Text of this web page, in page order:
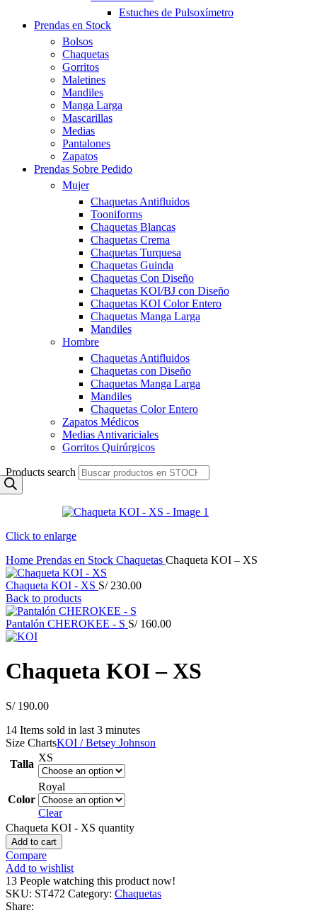
Estuches de Pulsoxímetro
Prendas en Stock
Bolsos
Chaquetas
Gorritos
Maletines
Mandiles
Manga Larga
Mascarillas
Medias
Pantalones
Zapatos
Prendas Sobre Pedido
Mujer
Chaquetas Antifluidos
Tooniforms
Chaquetas Blancas
Chaquetas Crema
Chaquetas Turquesa
Chaquetas Guinda
Chaquetas Con Diseño
Chaquetas KOI/BJ con Diseño
Chaquetas KOI Color Entero
Chaquetas Manga Larga
Mandiles
Hombre
Chaquetas Antifluidos
Chaquetas con Diseño
Chaquetas Manga Larga
Mandiles
Chaquetas Color Entero
Zapatos Médicos
Medias Antivariciales
Gorritos Quirúrgicos
Products search
Click to enlarge
Home Prendas en Stock Chaquetas Chaqueta KOI – XS
Chaqueta KOI - XS S/230.00
Back to products
Pantalón CHEROKEE - S S/160.00
Chaqueta KOI – XS
S/190.00
14 Items sold in last 3 minutes
Size ChartsKOI / Betsey Johnson
Talla
XS
Color
Royal
Clear
Chaqueta KOI - XS quantity
Add to cart
Compare
Add to wishlist
13 People watching this product now!
SKU: ST472 Category: Chaquetas
Share: